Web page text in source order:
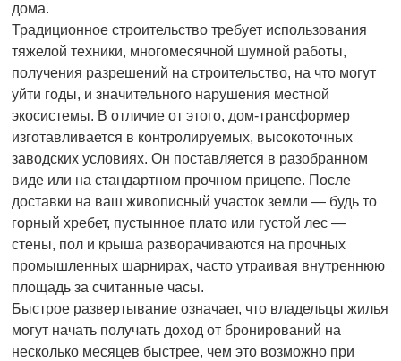
дома.
Традиционное строительство требует использования
тяжелой техники, многомесячной шумной работы,
получения разрешений на строительство, на что могут
уйти годы, и значительного нарушения местной
экосистемы. В отличие от этого, дом-трансформер
изготавливается в контролируемых, высокоточных
заводских условиях. Он поставляется в разобранном
виде или на стандартном прочном прицепе. После
доставки на ваш живописный участок земли — будь то
горный хребет, пустынное плато или густой лес —
стены, пол и крыша разворачиваются на прочных
промышленных шарнирах, часто утраивая внутреннюю
площадь за считанные часы.
Быстрое развертывание означает, что владельцы жилья
могут начать получать доход от бронирований на
несколько месяцев быстрее, чем это возможно при